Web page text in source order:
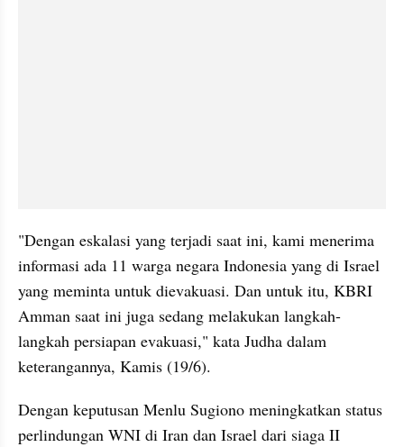
"Dengan eskalasi yang terjadi saat ini, kami menerima
informasi ada 11 warga negara Indonesia yang di Israel
yang meminta untuk dievakuasi. Dan untuk itu, KBRI
Amman saat ini juga sedang melakukan langkah-
langkah persiapan evakuasi," kata Judha dalam
keterangannya, Kamis (19/6).
Dengan keputusan Menlu Sugiono meningkatkan status
perlindungan WNI di Iran dan Israel dari siaga II